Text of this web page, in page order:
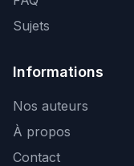
Sujets
Informations
Nos auteurs
À propos
Contact